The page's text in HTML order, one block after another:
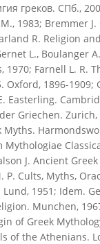
греков. СПб.,
1983; Bremmer
R. Religion
L., Boulanger
1970; Farnell L. R.
Oxford, 1896-1909;
Easterling.
Griechen. Zurich,
Myths.
Mythologiae
J. Ancient
P. Cults, Myths,
1951; Idem.
Munchen,
of Greek
of the Athenians.